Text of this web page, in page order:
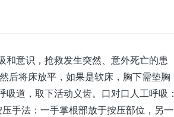
和意识，抢救发生突然、意外死亡的患
后将床放平，如果是软床，胸下需垫胸
道，取下活动义齿。口对口人工呼吸：
手法：一手掌根部放于按压部位，另一